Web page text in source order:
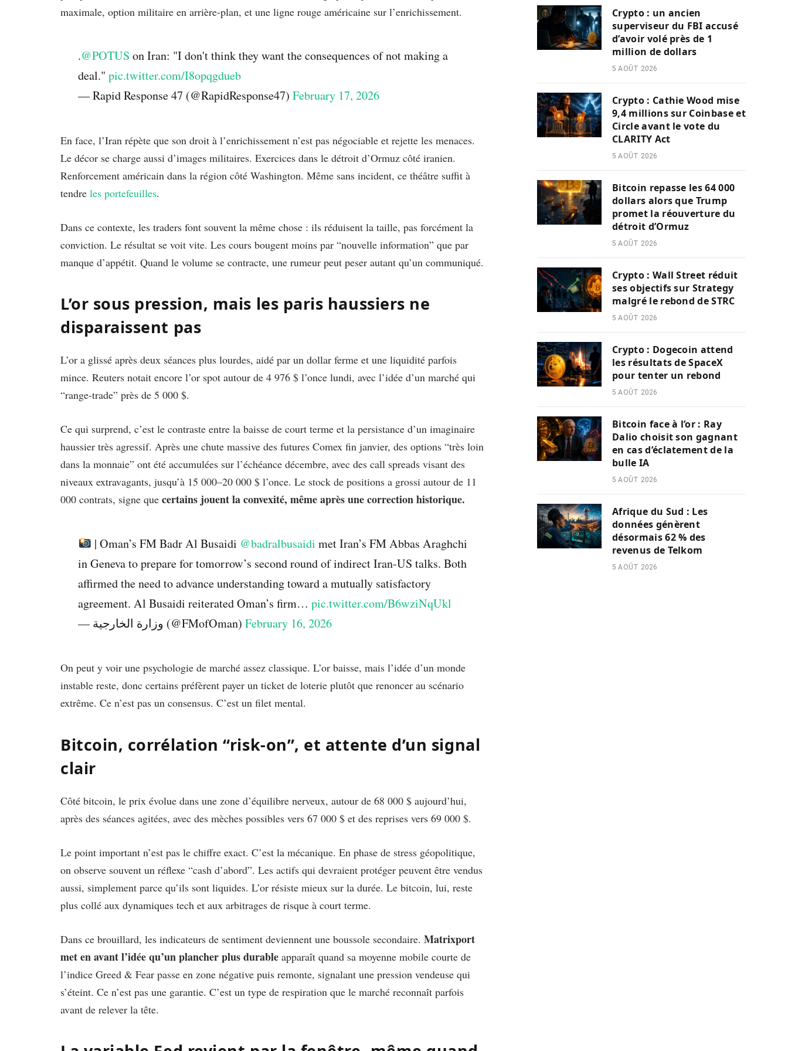
maximale, option militaire en arrière-plan, et une ligne rouge américaine sur l’enrichissement.
.@POTUS on Iran: "I don't think they want the consequences of not making a
deal."pic.twitter.com/I8opqgdueb
— Rapid Response 47 (@RapidResponse47)February 17, 2026
En face, l’Iran répète que son droit à l’enrichissement n’est pas négociable et rejette les menaces.
Le décor se charge aussi d’images militaires. Exercices dans le détroit d’Ormuz côté iranien.
Renforcement américain dans la région côté Washington. Même sans incident, ce théâtre suffit à
tendre les portefeuilles.
Dans ce contexte, les traders font souvent la même chose : ils réduisent la taille, pas forcément la
conviction. Le résultat se voit vite. Les cours bougent moins par “nouvelle information” que par
manque d’appétit. Quand le volume se contracte, une rumeur peut peser autant qu’un communiqué.
L’or sous pression, mais les paris haussiers ne
disparaissent pas
L’or a glissé après deux séances plus lourdes, aidé par un dollar ferme et une liquidité parfois
mince. Reuters notait encore l’or spot autour de 4 976 $ l’once lundi, avec l’idée d’un marché qui
“range-trade” près de 5 000 $.
Ce qui surprend, c’est le contraste entre la baisse de court terme et la persistance d’un imaginaire
haussier très agressif. Après une chute massive des futures Comex fin janvier, des options “très loin
dans la monnaie” ont été accumulées sur l’échéance décembre, avec des call spreads visant des
niveaux extravagants, jusqu’à 15 000–20 000 $ l’once. Le stock de positions a grossi autour de 11
000 contrats, signe que certains jouent la convexité, même après une correction historique.
| Oman’s FM Badr Al Busaidi @badralbusaidi met Iran’s FM Abbas Araghchi
in Geneva to prepare for tomorrow’s second round of indirect Iran-US talks. Both
affirmed the need to advance understanding toward a mutually satisfactory
agreement. Al Busaidi reiterated Oman’s firm…pic.twitter.com/B6wziNqUkl
— وزارة الخارجية (@FMofOman)February 16, 2026
On peut y voir une psychologie de marché assez classique. L’or baisse, mais l’idée d’un monde
instable reste, donc certains préfèrent payer un ticket de loterie plutôt que renoncer au scénario
extrême. Ce n’est pas un consensus. C’est un filet mental.
Bitcoin, corrélation “risk-on”, et attente d’un signal
clair
Côté bitcoin, le prix évolue dans une zone d’équilibre nerveux, autour de 68 000 $ aujourd’hui,
après des séances agitées, avec des mèches possibles vers 67 000 $ et des reprises vers 69 000 $.
Le point important n’est pas le chiffre exact. C’est la mécanique. En phase de stress géopolitique,
on observe souvent un réflexe “cash d’abord”. Les actifs qui devraient protéger peuvent être vendus
aussi, simplement parce qu’ils sont liquides. L’or résiste mieux sur la durée. Le bitcoin, lui, reste
plus collé aux dynamiques tech et aux arbitrages de risque à court terme.
Dans ce brouillard, les indicateurs de sentiment deviennent une boussole secondaire. Matrixport
met en avant l’idée qu’un plancher plus durable apparaît quand sa moyenne mobile courte de
l’indice Greed & Fear passe en zone négative puis remonte, signalant une pression vendeuse qui
s’éteint. Ce n’est pas une garantie. C’est un type de respiration que le marché reconnaît parfois
avant de relever la tête.
Crypto : un ancien
superviseur du FBI accusé
d’avoir volé près de 1
million de dollars
5 AOÛT 2026
Crypto : Cathie Wood mise
9,4 millions sur Coinbase et
Circle avant le vote du
CLARITY Act
5 AOÛT 2026
Bitcoin repasse les 64 000
dollars alors que Trump
promet la réouverture du
détroit d’Ormuz
5 AOÛT 2026
Crypto : Wall Street réduit
ses objectifs sur Strategy
malgré le rebond de STRC
5 AOÛT 2026
Crypto : Dogecoin attend
les résultats de SpaceX
pour tenter un rebond
5 AOÛT 2026
Bitcoin face à l’or : Ray
Dalio choisit son gagnant
en cas d’éclatement de la
bulle IA
5 AOÛT 2026
Afrique du Sud : Les
données génèrent
désormais 62 % des
revenus de Telkom
5 AOÛT 2026